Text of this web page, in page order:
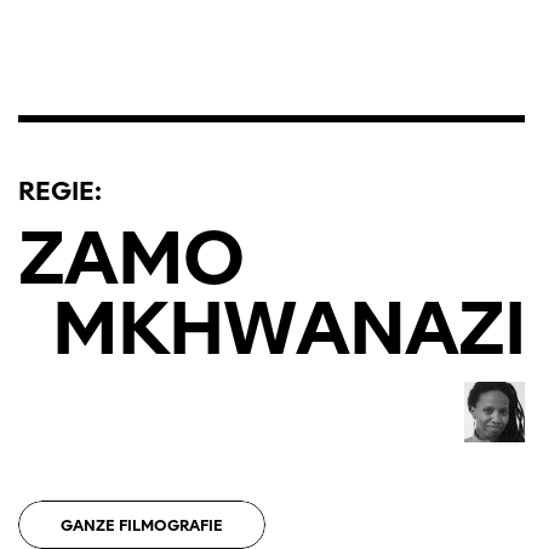
REGIE:
ZAMO
MKHWANAZI
GANZE FILMOGRAFIE